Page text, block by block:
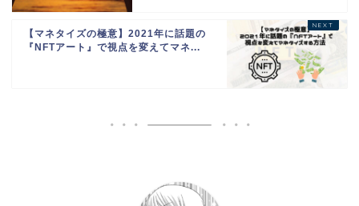
【マネタイズの極意】2021年に話題の
『NFTアート』で視点を変えてマネ...